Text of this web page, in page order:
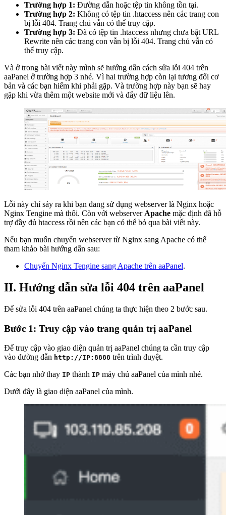
Trường hợp 1: Đường dẫn hoặc tệp tin không tồn tại.
Trường hợp 2: Không có tệp tin .htaccess nên các trang con
bị lỗi 404. Trang chủ vẫn có thể truy cập.
Trường hợp 3: Đã có tệp tin .htaccess nhưng chưa bật URL
Rewrite nên các trang con vẫn bị lỗi 404. Trang chủ vẫn có
thể truy cập.
Và ở trong bài viết này mình sẽ hướng dẫn cách sửa lỗi 404 trên
aaPanel ở trường hợp 3 nhé. Vì hai trường hợp còn lại tương đối cơ
bản và các bạn hiếm khi phải gặp. Và trường hợp này bạn sẽ hay
gặp khi vừa thêm một website mới và đẩy dữ liệu lên.
Lỗi này chỉ sảy ra khi bạn đang sử dụng webserver là Nginx hoặc
Nginx Tengine mà thôi. Còn với webserver Apache mặc định đã hỗ
trợ đầy đủ htaccess rồi nên các bạn có thể bỏ qua bài viết này.
Nếu bạn muốn chuyển webserver từ Nginx sang Apache có thể
tham khảo bài hướng dẫn sau:
Chuyển Nginx Tengine sang Apache trên aaPanel.
II. Hướng dẫn sửa lỗi 404 trên aaPanel
Để sửa lỗi 404 trên aaPanel chúng ta thực hiện theo 2 bước sau.
Bước 1: Truy cập vào trang quản trị aaPanel
Để truy cập vào giao diện quản trị aaPanel chúng ta cần truy cập
vào đường dẫn http://IP:8888 trên trình duyệt.
Các bạn nhớ thay IP thành IP máy chủ aaPanel của mình nhé.
Dưới đây là giao diện aaPanel của mình.